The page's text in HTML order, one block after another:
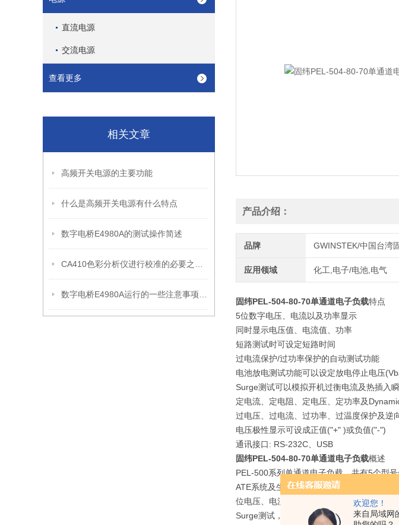
欢迎您！
来自局域网
直流电源
交流电源
查看更多
相关文章
高频开关电源的主要功能
什么是高频开关电源有什么特点
数字电桥E4980A的测试操作简述
产品介绍：
品牌 GWINSTEK/中国台湾
应用领域 化工,电子/电池,电气
固纬PEL-504-80-70单通道电子负载特点
5位数字电压、电流以及功率显示
同时显示电压值、电流值、功率
短路测试时可设定短路时间
过电流保护/过功率保护的自动测试功能
电池放电测试功能可以设定放电停止电压
Surge测试可以模拟开机过衡电流及热插入
定电流、定电阻、定电压、定功率及
过电压、过电流、过功率、过温度保护及逆
电压极性显示可设成正值("+" )或负值("-")
通讯接口: RS-232C、USB
固纬PEL-504-80-70单通道电子负载概述
PEL-500系列单通道电子负载，共有5个型
ATE系统及生产测试，包括电压源/电流源
位电压、电流及功率的显示，用户可以同
Surge测试，可以模拟开机过冲电流及热插